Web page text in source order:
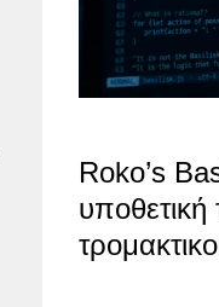
Roko’s